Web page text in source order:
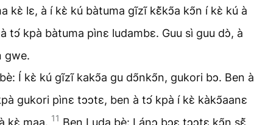
kɛ̀ lɛ, à í kɛ̀ kú bàtuma gĩzĩ kɛ̃̀kↄ̃a kↄ̃n í kɛ̀ kú à
tↄ́ kpà bàtuma pìnɛ ludambɛ. Guu sì guu dↄ̀, à
gwe.
Í kɛ̀ kú gĩzĩ kakↄ̃a gu dↄ̃nkↄ̃n, gukori bↄ. Ben à
gukori pìnɛ tↄↄtɛ, ben à tↄ́ kpà í kɛ̀ kàkↄ̃aanɛ
kɛ̀ maa. 11 Ben Luda bè: Lánↄ bↄɛ tↄↄtɛ kↄ̃n sɛ̃̀